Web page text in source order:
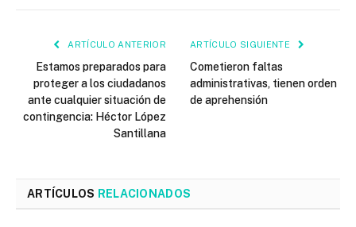
ARTÍCULO ANTERIOR
Estamos preparados para
proteger a los ciudadanos
ante cualquier situación de
contingencia: Héctor López
Santillana
ARTÍCULO SIGUIENTE
Cometieron faltas
administrativas, tienen orden
de aprehensión
ARTÍCULOS RELACIONADOS